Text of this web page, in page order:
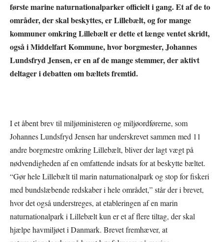
første marine naturnationalparker officielt i gang. Et af de to
områder, der skal beskyttes, er Lillebælt, og for mange
kommuner omkring Lillebælt er dette et længe ventet skridt,
også i Middelfart Kommune, hvor borgmester, Johannes
Lundsfryd Jensen, er en af de mange stemmer, der aktivt
deltager i debatten om bæltets fremtid.
I et åbent brev til miljøministeren og miljøordførerne, som
Johannes Lundsfryd Jensen har underskrevet sammen med 11
andre borgmestre omkring Lillebælt, bliver der lagt vægt på
nødvendigheden af en omfattende indsats for at beskytte bæltet.
“Gør hele Lillebælt til marin naturnationalpark og stop for fiskeri
med bundslæbende redskaber i hele området,” står der i brevet,
hvor det også understreges, at etableringen af en marin
naturnationalpark i Lillebælt kun er et af flere tiltag, der skal
hjælpe havmiljøet i Danmark. Brevet fremhæver, at